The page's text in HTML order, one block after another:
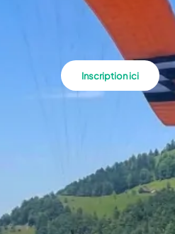
Inscription ici